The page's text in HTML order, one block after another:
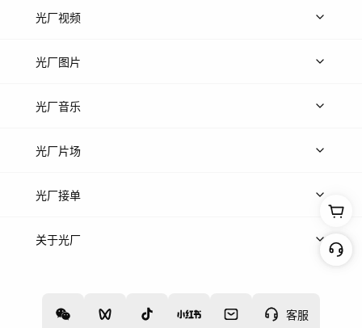
客服
光厂视频
上传视频
光厂图片
上传图片
光厂音乐
热门音乐
光厂片场
上传案例
光厂接单
上架服务
关于光厂